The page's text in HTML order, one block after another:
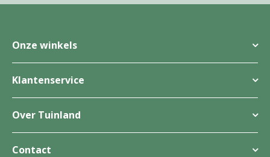
Onze winkels
Klantenservice
Over Tuinland
Contact